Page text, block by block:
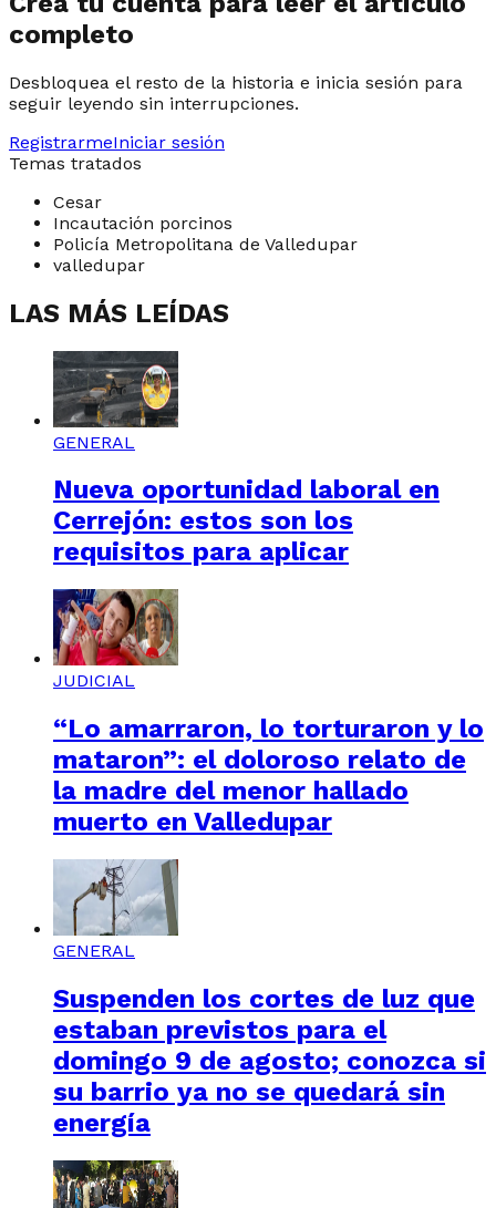
completo
Desbloquea el resto de la historia e inicia sesión para
seguir leyendo sin interrupciones.
RegistrarmeIniciar sesión
Temas tratados
Cesar
Incautación porcinos
Policía Metropolitana de Valledupar
valledupar
LAS MÁS LEÍDAS
GENERAL
Nueva oportunidad laboral en
Cerrejón: estos son los
requisitos para aplicar
JUDICIAL
“Lo amarraron, lo torturaron y lo
mataron”: el doloroso relato de
la madre del menor hallado
muerto en Valledupar
GENERAL
Suspenden los cortes de luz que
estaban previstos para el
domingo 9 de agosto; conozca si
su barrio ya no se quedará sin
energía